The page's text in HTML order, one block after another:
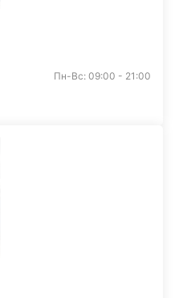
Пн-Вс: 09:00 - 21:00